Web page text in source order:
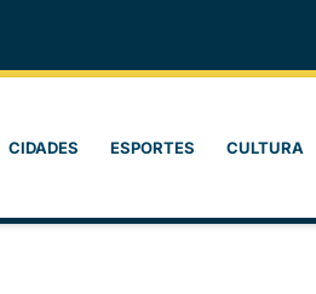
CIDADES ESPORTES CULTURA